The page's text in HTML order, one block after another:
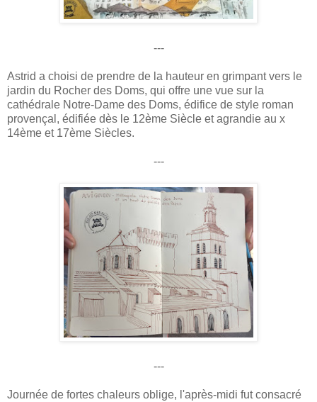
---
Astrid a choisi de prendre de la hauteur en grimpant vers le
jardin du Rocher des Doms, qui offre une vue sur la
cathédrale Notre-Dame des Doms, édifice de style roman
provençal, édifiée dès le 12ème Siècle et agrandie au x
14ème et 17ème Siècles.
---
---
Journée de fortes chaleurs oblige, l'après-midi fut consacré